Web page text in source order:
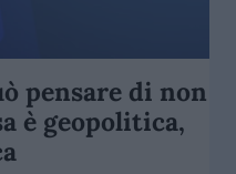
pensare di non
è geopolitica,